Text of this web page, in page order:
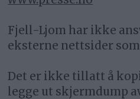
Fjell-Ljom har ikke
eksterne nettsider
Det er ikke tillatt å
legge ut skjermdump